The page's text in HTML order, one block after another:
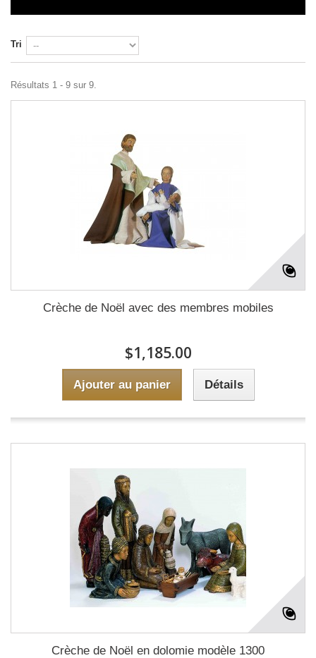
Tri
Résultats 1 - 9 sur 9.
Crèche de Noël avec des membres mobiles
$1,185.00
Ajouter au panier Détails
Crèche de Noël en dolomie modèle 1300